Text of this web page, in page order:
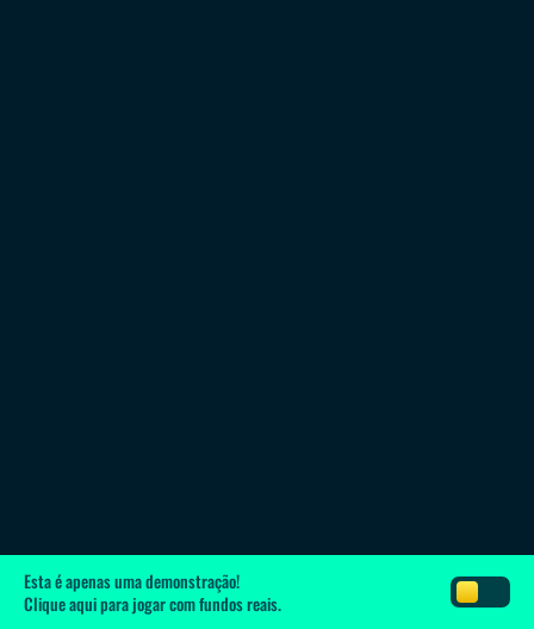
Esta é apenas uma demonstração!
Clique aquipara jogar com fundos reais.